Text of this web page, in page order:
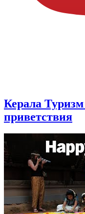
Керала
приветствия